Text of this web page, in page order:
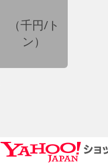
（千円/ト
ン）